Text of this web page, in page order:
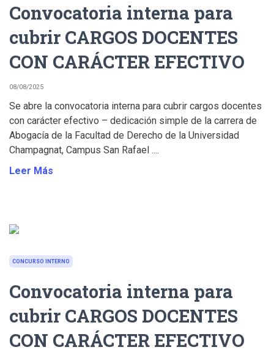
Convocatoria interna para
cubrir CARGOS DOCENTES
CON CARÁCTER EFECTIVO
08/08/2025
Se abre la convocatoria interna para cubrir cargos docentes
con carácter efectivo – dedicación simple de la carrera de
Abogacía de la Facultad de Derecho de la Universidad
Champagnat, Campus San Rafael ....
Leer Más
CONCURSO INTERNO
Convocatoria interna para
cubrir CARGOS DOCENTES
CON CARÁCTER EFECTIVO